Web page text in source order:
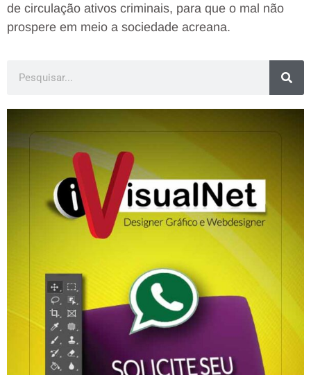
de circulação ativos criminais, para que o mal não
prospere em meio a sociedade acreana.